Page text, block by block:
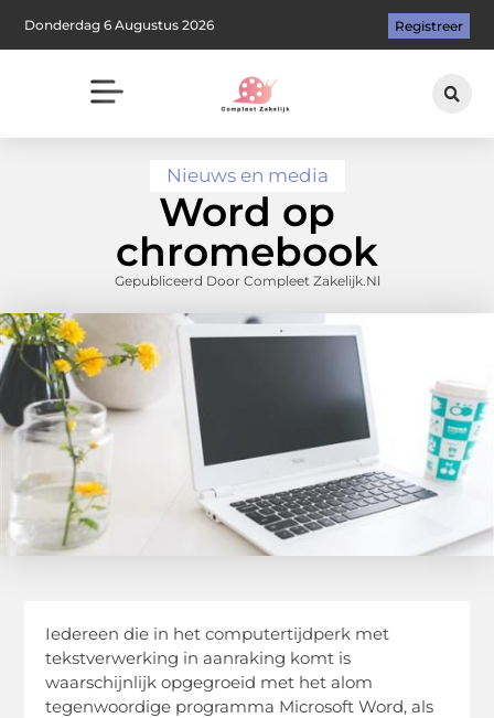
Donderdag 6 Augustus 2026 Registreer
Nieuws en media
Word op
chromebook
Gepubliceerd Door Compleet Zakelijk.nl
Iedereen die in het computertijdperk met
tekstverwerking in aanraking komt is
waarschijnlijk opgegroeid met het alom
tegenwoordige programma Microsoft Word, als